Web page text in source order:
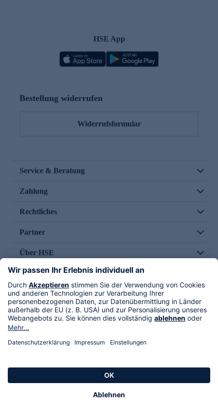
HSE App
Bestellung widerrufen
Widerrufsformular
Service & Beratung
Zahlung
Rechtliches
Partner
Über HSE
Im TV
HSE International